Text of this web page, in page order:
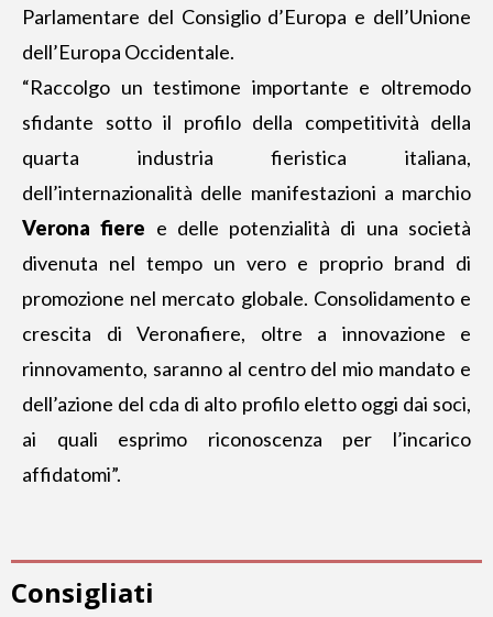
Parlamentare del Consiglio d’Europa e dell’Unione
dell’Europa Occidentale.
“Raccolgo un testimone importante e oltremodo
sfidante sotto il profilo della competitività della
quarta industria fieristica italiana,
dell’internazionalità delle manifestazioni a marchio
Verona fiere e delle potenzialità di una società
divenuta nel tempo un vero e proprio brand di
promozione nel mercato globale. Consolidamento e
crescita di Veronafiere, oltre a innovazione e
rinnovamento, saranno al centro del mio mandato e
dell’azione del cda di alto profilo eletto oggi dai soci,
ai quali esprimo riconoscenza per l’incarico
affidatomi”.
Consigliati